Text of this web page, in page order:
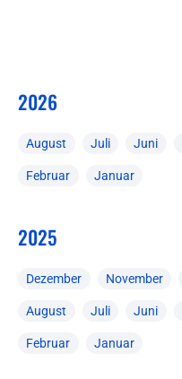
2026
August Juli Juni
Februar Januar
2025
Dezember November
August Juli Juni
Februar Januar